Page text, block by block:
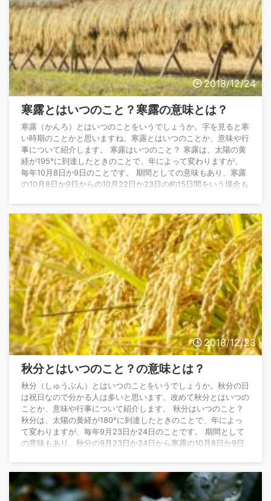
2018/12/24
寒露とはいつのこと？寒露の意味とは？
寒露（かんろ）とはいつのことをいうでしょうか。字を見ると寒
い時期のことかと思いますね。寒露とはいつのことか、意味や行
事について紹介します。 寒露はいつのこと？ 寒露は、太陽の黄
経が195°に到達したときのことで、年によって変わりますが、
毎年10月8日か9日のことです。 期間としての意味もあり、寒露
の10月8日か9日からの10月22日か23日の約15日間をいう場合も
を15等分して約15 ...
2018/12/23
秋分とはいつのこと？の意味とは？
秋分（しゅうぶん）とはいつのことをいうでしょうか。秋分の日
は祝日なので分かる人は多いと思います。改めて秋分とはいつの
ことか、意味や行事について紹介します。 秋分はいつのこと？
秋分は、太陽の黄経が180°に到達したときのことで、年によっ
て変わりますが、毎年9月23日か24日のことです。 期間として
の意味もあり、秋分の9月23日か24日から寒露の10月8日か9日
らでてほぼ真西に沈みます。そ ...